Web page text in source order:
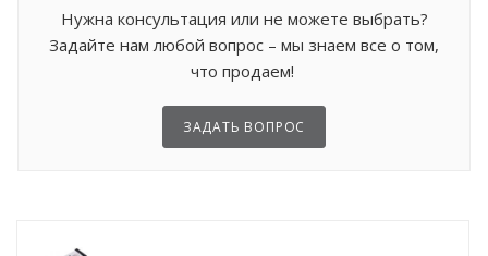
Нужна консультация или не можете выбрать?
Задайте нам любой вопрос – мы знаем все о том,
что продаем!
ЗАДАТЬ ВОПРОС